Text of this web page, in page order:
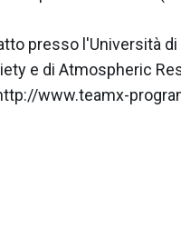
presso l'Università di
e di Atmospheric
www.teamx-